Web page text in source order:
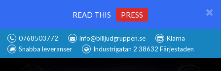
READ THIS PRESS
0768503772 info@billjudgruppen.se
Klarna
Snabba leveranser
Industrigatan 2 38632 Färjestaden